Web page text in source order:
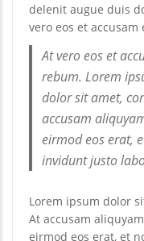
delenit augue duis
vero eos et accusam
At vero eos et
rebum. Lorem
dolor sit amet,
accusam
eirmod eos erat,
invidunt justo
Lorem ipsum dolor
At accusam
eirmod eos erat, et